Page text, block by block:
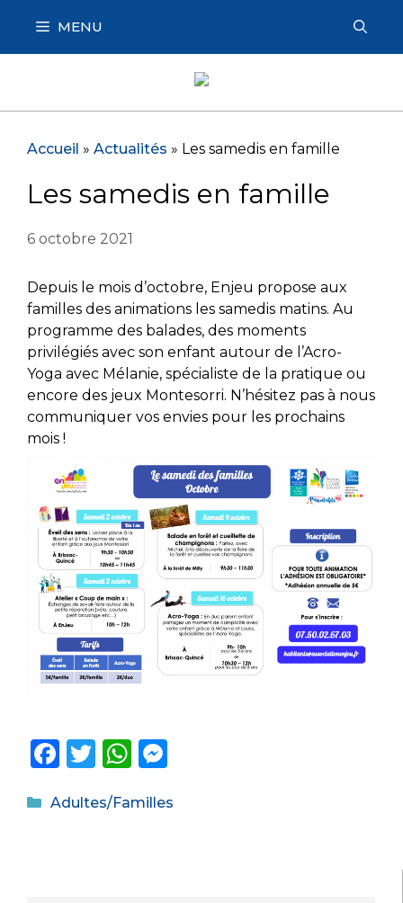
contenu
MENU
Accueil » Actualités » Les samedis en famille
Les samedis en famille
6 octobre 2021
Depuis le mois d’octobre, Enjeu propose aux
familles des animations les samedis matins. Au
programme des balades, des moments
privilégiés avec son enfant autour de l’Acro-
Yoga avec Mélanie, spécialiste de la pratique ou
encore des jeux Montesorri. N’hésitez pas à nous
communiquer vos envies pour les prochains
mois !
F
c
T
it
W
a ss
Catégories
Adultes/Familles